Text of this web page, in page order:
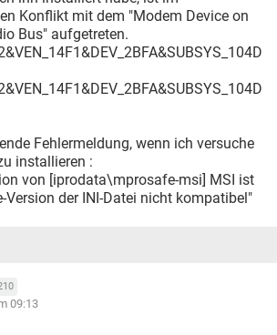
Konflikt mit dem "Modem Device on
Bus" aufgetreten.
Fehlermeldung, wenn ich versuche
installieren :
von [iprodata\mprosafe-msi] MSI ist
Version der INI-Datei nicht kompatibel"
09:13